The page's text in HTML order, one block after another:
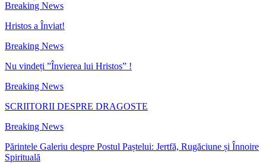
Breaking News
Hristos a Înviat!
Breaking News
Nu vindeți ”Învierea lui Hristos” !
Breaking News
SCRIITORII DESPRE DRAGOSTE
Breaking News
Părintele Galeriu despre Postul Paștelui: Jertfă, Rugăciune și Înnoire
Spirituală